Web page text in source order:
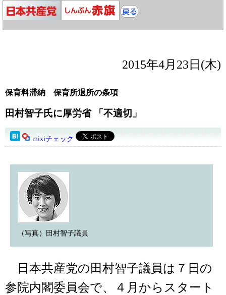
2015年4月23日(木)
保育料滞納 保育所退所の条項
田村智子氏に厚労省 「不適切」
mixiチェック
（写真）田村智子議員
日本共産党の田村智子議員は７日の
参院内閣委員会で、４月からスタート